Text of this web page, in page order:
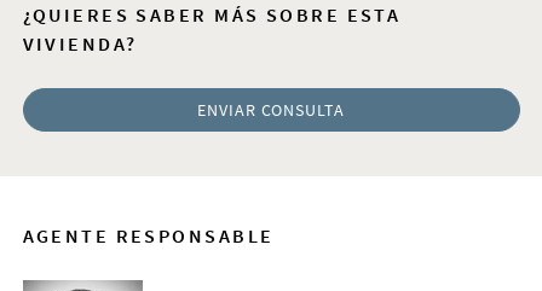
¿QUIERES SABER MÁS SOBRE ESTA
VIVIENDA?
ENVIAR CONSULTA
AGENTE RESPONSABLE